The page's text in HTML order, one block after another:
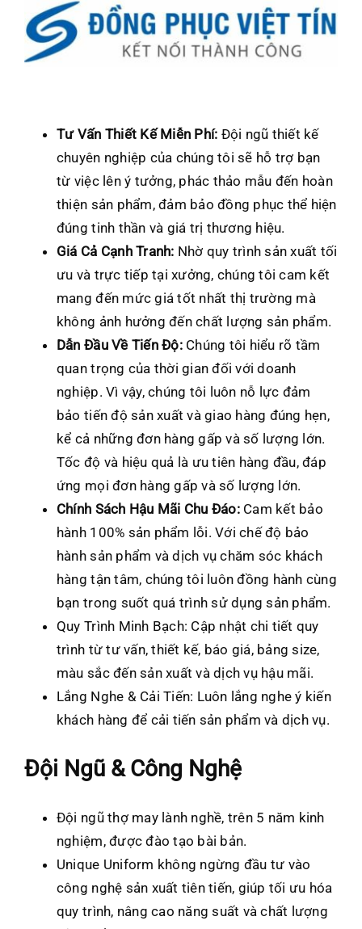
Tư Vấn Thiết Kế Miễn Phí: Đội ngũ thiết kế
chuyên nghiệp của chúng tôi sẽ hỗ trợ bạn
từ việc lên ý tưởng, phác thảo mẫu đến hoàn
thiện sản phẩm, đảm bảo đồng phục thể hiện
đúng tinh thần và giá trị thương hiệu.
Giá Cả Cạnh Tranh: Nhờ quy trình sản xuất tối
ưu và trực tiếp tại xưởng, chúng tôi cam kết
mang đến mức giá tốt nhất thị trường mà
không ảnh hưởng đến chất lượng sản phẩm.
Dẫn Đầu Về Tiến Độ:Chúng tôi hiểu rõ tầm
quan trọng của thời gian đối với doanh
nghiệp. Vì vậy, chúng tôi luôn nỗ lực đảm
bảo tiến độ sản xuất và giao hàng đúng hẹn,
kể cả những đơn hàng gấp và số lượng lớn.
Tốc độ và hiệu quả là ưu tiên hàng đầu, đáp
ứng mọi đơn hàng gấp và số lượng lớn.
Chính Sách Hậu Mãi Chu Đáo:Cam kết bảo
hành 100% sản phẩm lỗi. Với chế độ bảo
hành sản phẩm và dịch vụ chăm sóc khách
hàng tận tâm, chúng tôi luôn đồng hành cùng
bạn trong suốt quá trình sử dụng sản phẩm.
Quy Trình Minh Bạch: Cập nhật chi tiết quy
trình từ tư vấn, thiết kế, báo giá, bảng size,
màu sắc đến sản xuất và dịch vụ hậu mãi.
Lắng Nghe & Cải Tiến: Luôn lắng nghe ý kiến
khách hàng để cải tiến sản phẩm và dịch vụ.
Đội Ngũ & Công Nghệ
Đội ngũ thợ may lành nghề, trên 5 năm kinh
nghiệm, được đào tạo bài bản.
Unique Uniform không ngừng đầu tư vào
công nghệ sản xuất tiên tiến, giúp tối ưu hóa
quy trình, nâng cao năng suất và chất lượng